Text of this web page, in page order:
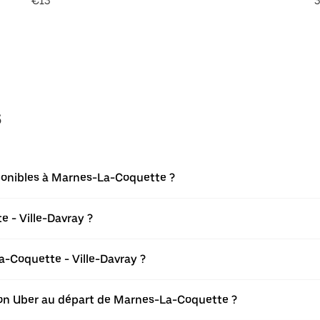
à Marnes-La-Coquette ?
- Ville-Davray ?
Coquette - Ville-Davray ?
Uber au départ de Marnes-La-Coquette ?